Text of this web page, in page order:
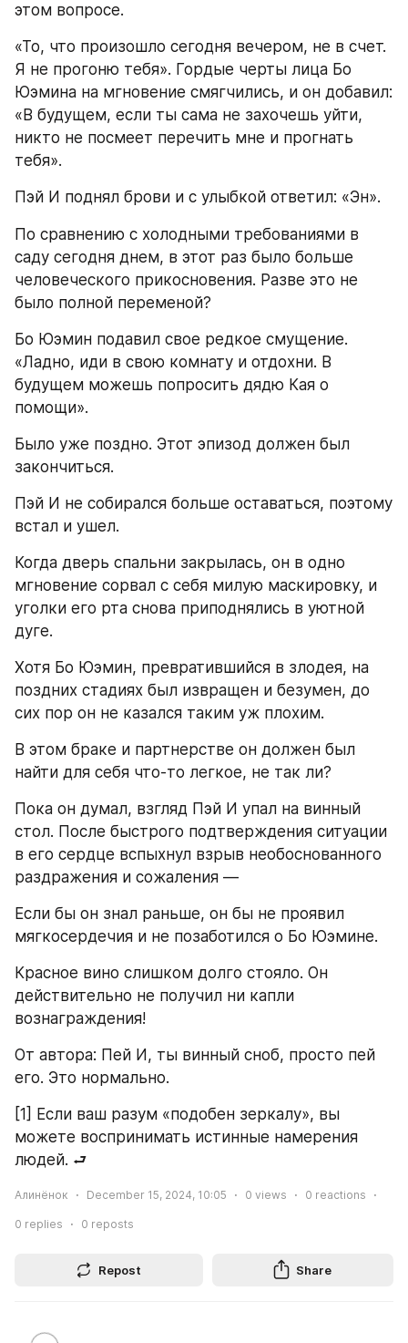
этом вопросе.
«То, что произошло сегодня вечером, не в счет.
Я не прогоню тебя». Гордые черты лица Бо
Юэмина на мгновение смягчились, и он добавил:
«В будущем, если ты сама не захочешь уйти,
никто не посмеет перечить мне и прогнать
тебя».
Пэй И поднял брови и с улыбкой ответил: «Эн».
По сравнению с холодными требованиями в
саду сегодня днем, в этот раз было больше
человеческого прикосновения. Разве это не
было полной переменой?
Бо Юэмин подавил свое редкое смущение.
«Ладно, иди в свою комнату и отдохни. В
будущем можешь попросить дядю Кая о
помощи».
Было уже поздно. Этот эпизод должен был
закончиться.
Пэй И не собирался больше оставаться, поэтому
встал и ушел.
Когда дверь спальни закрылась, он в одно
мгновение сорвал с себя милую маскировку, и
уголки его рта снова приподнялись в уютной
дуге.
Хотя Бо Юэмин, превратившийся в злодея, на
поздних стадиях был извращен и безумен, до
сих пор он не казался таким уж плохим.
В этом браке и партнерстве он должен был
найти для себя что-то легкое, не так ли?
Пока он думал, взгляд Пэй И упал на винный
стол. После быстрого подтверждения ситуации
в его сердце вспыхнул взрыв необоснованного
раздражения и сожаления —
Если бы он знал раньше, он бы не проявил
мягкосердечия и не позаботился о Бо Юэмине.
Красное вино слишком долго стояло. Он
действительно не получил ни капли
вознаграждения!
От автора: Пей И, ты винный сноб, просто пей
его. Это нормально.
[1] Если ваш разум «подобен зеркалу», вы
можете воспринимать истинные намерения
людей. ⮐
Алинёнок December 15, 2024, 10:05 0 views 0 reactions
0 replies 0 reposts
Repost Share